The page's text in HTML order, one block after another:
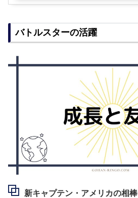
バトルスターの活躍
新キャプテン・アメリカの相棒